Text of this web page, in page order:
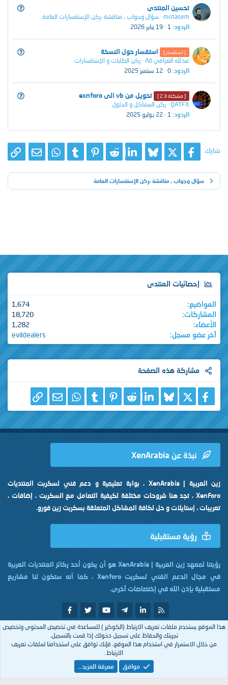
س
ل
تحسين المنتدى
motasem سؤال وجواب , مناقشة ،ركن الإستفسارات العامة
الردود 1 19 يناير 2026
س
ل
[ استفسار ] استفسار حول النسخة
عبدلله العراقي ٨٥
ركن الطلبات و الإستفسارات
الردود 0 12 سبتمبر 2025
س
[ مشكلة 2.3 ] تحويل من vb الى exnforo
QATFX ركن المشاكل و الحلول
الردود 1 22 يوليو 2025
شارك: فيسبوك
X
Bluesky
LinkedIn
Reddit
Pinterest
Tumblr
WhatsApp
البريد
سؤال وجواب , مناقشة ،ركن الإستفسارات العامة
إحصائيات المنتدى
المواضيع
1,674
المشاركات
18,720
الأعضاء
1,282
آخر عضو مسجل
evildealers
مشاركة هذه الصفحة
فيسبوكBluesky
LinkedIn
Reddit
Pinterest
Tumblr
WhatsAppالبريد الإلكتروني
نبذة عن XenArabia
زين العربية | XenArabia ، بوابة تعليمية و دعم فني لسكربت المنتديات
XenForo ، تجد هنا شروحات مختلفة لكيفية التعامل مع السكربت ، إضافات ،
تعريبات ، إستايلات و حل لكافة المشاكل المتعلقة بسكربت زين فورو.
رؤية مستقبلية
رؤيتنا لمعهد زين العربية | XenArabia هو أن يكون أحد ركائز المنتديات العربية
في مجال الدعم الفني لسكربت Xenforo ، كما أنه ستكون لنا مشاريع
مستقبلية بإذن الله في إختصاصات آخرى.
تم التصميم بكل منXenArabia
الشروط والقوانين سياسة الخصوصية
هذا الموقع يستخدم ملفات تعريف الارتباط (الكوكيز ) للمساعدة في تخصيص المحتوى وتخصيص
تجربتك والحفاظ على تسجيل دخولك إذا قمت بالتسجيل.
من خلال الاستمرار في استخدام هذا الموقع، فإنك توافق على استخدامنا لملفات تعريف
الارتباط.
موافق
معرفة المزيد…